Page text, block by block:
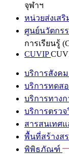
จุฬาฯ
หน่วยส่งเส
ศูนย์นวัตกรร
การเรียนรู้
CUVIP
บริการสังคม
บริการทดส
บริการทาง
บริการตรว
สารสนเทศ
พื้นที่สร้างส
พิพิธภัณฑ์